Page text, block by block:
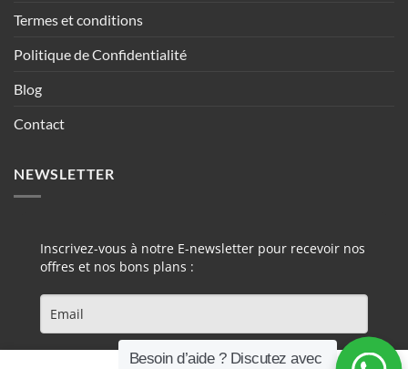
Termes et conditions
Politique de Confidentialité
Blog
Contact
NEWSLETTER
Inscrivez-vous à notre E-newsletter pour recevoir nos
offres et nos bons plans :
Besoin d’aide ? Discutez avec